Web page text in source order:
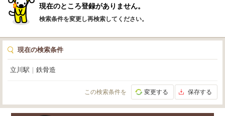
現在のところ登録がありません。
検索条件を変更し再検索してください。
現在の検索条件
立川駅 鉄骨造
この検索条件を 変更する 保存する